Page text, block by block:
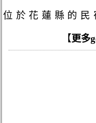
位於花蓮縣的民
【更多